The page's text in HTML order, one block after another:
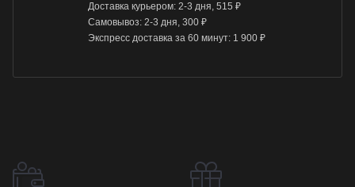
Доставка курьером: 2-3 дня, 515 ₽
Самовывоз: 2-3 дня, 300 ₽
Экспресс доставка за 60 минут: 1 900 ₽